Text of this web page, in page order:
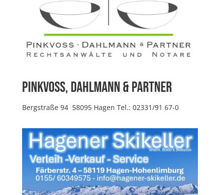
Pinkvoss, Dahlmann & Partner
Bergstraße 94 58095 Hagen Tel.: 02331/91 67-0